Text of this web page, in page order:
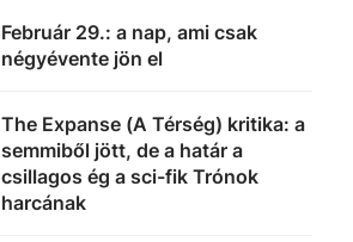
Február 29.: a nap, ami csak
négyévente jön el
The Expanse (A Térség) kritika: a
semmiből jött, de a határ a
csillagos ég a sci-fik Trónok
harcának